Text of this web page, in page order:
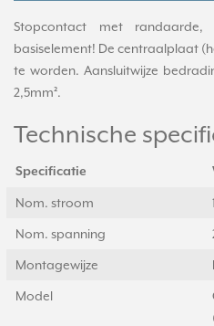
Stopcontact met
basiselement! De centraalplaat
te worden. Aansluitwijze
2,5mm².
Technische
Specificatie
Nom. stroom
Nom. spanning
Montagewijze
Model